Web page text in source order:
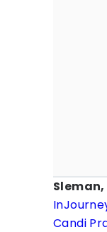
Sleman,
Candi